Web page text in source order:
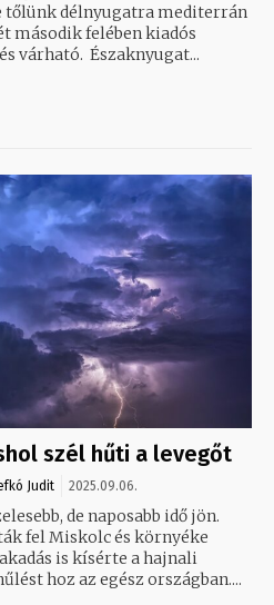
délnyugatra mediterrán
második felében kiadós
csapadék és jelentős lehűlés várható. Északnyugat...
szél hűti a levegőt
Judit 2025.09.06.
de naposabb idő jön.
fel Miskolc és környéke
is kísérte a hajnali
hoz az egész országban....